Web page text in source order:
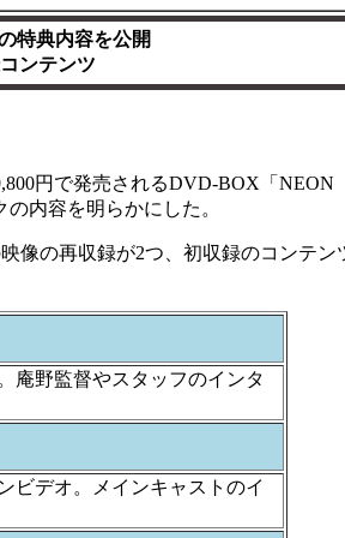
特典内容を公開
ンテンツ
円で発売されるDVD-BOX「NEON
内容を明らかにした。
像の再収録が2つ、初収録のコンテン
庵野監督やスタッフのインタ
ビデオ。メインキャストのイ